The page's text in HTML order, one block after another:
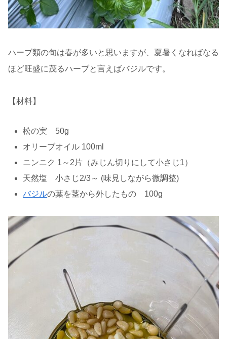
ハーブ類の旬は春が多いと思いますが、夏暑くなればなる
ほど旺盛に茂るハーブと言えばバジルです。
【材料】
松の実 50g
オリーブオイル 100ml
ニンニク 1～2片（みじん切りにして小さじ1）
天然塩 小さじ2/3～ (味見しながら微調整)
バジルの葉を茎から外したもの 100g